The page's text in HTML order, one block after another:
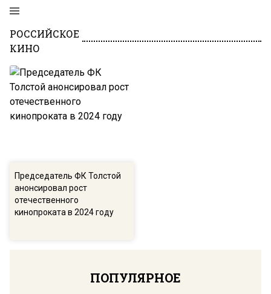
РОССИЙСКОЕ
КИНО
Председатель ФК Толстой
анонсировал рост
отечественного
кинопроката в 2024 году
ПОПУЛЯРНОЕ